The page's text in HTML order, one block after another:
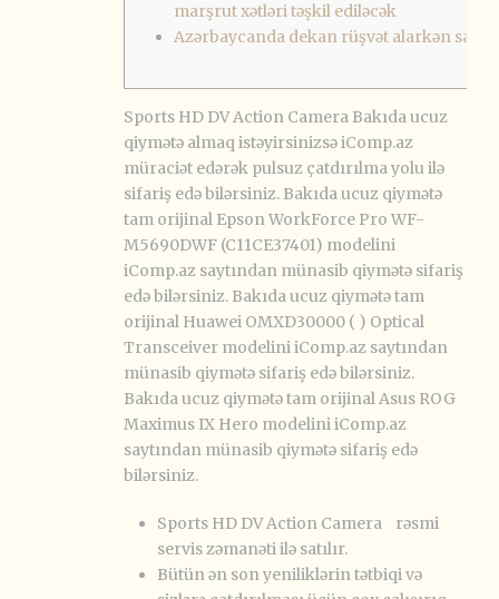
marşrut xətləri təşkil ediləcək
Azərbaycanda dekan rüşvət alarkən
Sports HD DV Action Camera Bakıda ucuz
qiymətə almaq istəyirsinizsə iComp.az
müraciət edərək pulsuz çatdırılma yolu ilə
sifariş edə bilərsiniz. Bakıda ucuz qiymətə
tam orijinal Epson WorkForce Pro WF-
M5690DWF (C11CE37401) modelini
iComp.az saytından münasib qiymətə sifariş
edə bilərsiniz. Bakıda ucuz qiymətə tam
orijinal Huawei OMXD30000 ( ) Optical
Transceiver modelini iComp.az saytından
münasib qiymətə sifariş edə bilərsiniz.
Bakıda ucuz qiymətə tam orijinal Asus ROG
Maximus IX Hero modelini iComp.az
saytından münasib qiymətə sifariş edə
bilərsiniz.
Sports HD DV Action Camera rəsmi
servis zəmanəti ilə satılır.
Bütün ən son yeniliklərin tətbiqi və